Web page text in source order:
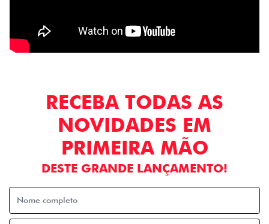
RECEBA TODAS AS
NOVIDADES EM
PRIMEIRA MÃO
DESTE GRANDE LANÇAMENTO!